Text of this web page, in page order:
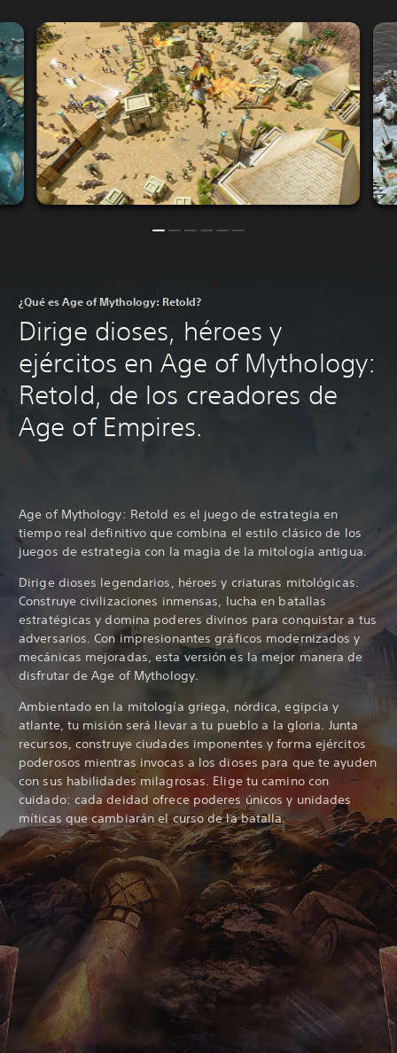
¿Qué es Age of Mythology: Retold?
Dirige dioses, héroes y
ejércitos en Age of Mythology:
Retold, de los creadores de
Age of Empires.
Age of Mythology: Retold es el juego de estrategia en
tiempo real definitivo que combina el estilo clásico de los
juegos de estrategia con la magia de la mitología antigua.
Dirige dioses legendarios, héroes y criaturas mitológicas.
Construye civilizaciones inmensas, lucha en batallas
estratégicas y domina poderes divinos para conquistar a tus
adversarios. Con impresionantes gráficos modernizados y
mecánicas mejoradas, esta versión es la mejor manera de
disfrutar de Age of Mythology.
Ambientado en la mitología griega, nórdica, egipcia y
atlante, tu misión será llevar a tu pueblo a la gloria. Junta
recursos, construye ciudades imponentes y forma ejércitos
poderosos mientras invocas a los dioses para que te ayuden
con sus habilidades milagrosas. Elige tu camino con
cuidado: cada deidad ofrece poderes únicos y unidades
míticas que cambiarán el curso de la batalla.